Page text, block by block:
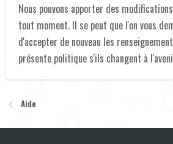
Nous pouvons apporter des
tout moment. Il se peut que l'on vous
d'accepter de nouveau les
présente politique s'ils changent à
Aide